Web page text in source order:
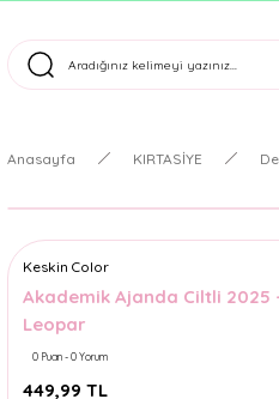
Tüm Siparişler
Anasayfa KIRTASİYE
Keskin Color
Akademik Ajanda Ciltli 2025
Leopar
0 Puan - 0 Yorum
449,99 TL